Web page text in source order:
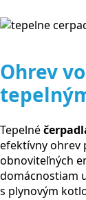
Ohrev
Tepelné
efektívny ohrev
obnoviteľných
domácnostiam
s plynovým